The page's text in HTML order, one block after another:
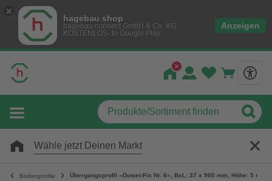
hagebau shop
hagebau connect GmbH & Co. KG
KOSTENLOS- In Google Play
Anzeigen
Wähle jetzt Deinen Markt
Bodenprofile Übergangsprofil »Dowel-Fix Nr. 6«, BxL: 37 x 900 mm, Höhe: 5 mm,